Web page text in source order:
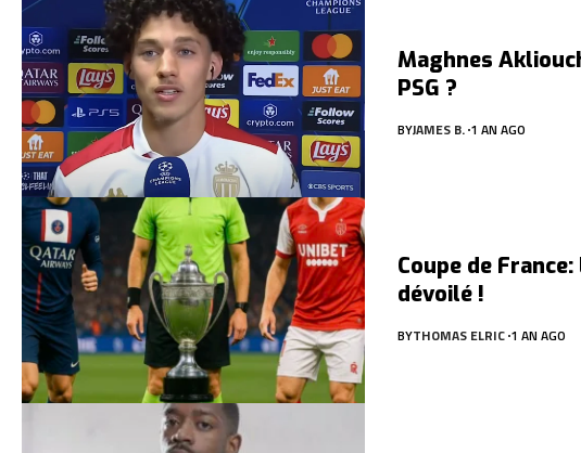
Maghnes
PSG ?
BYJAMES B. 1 AN AGO
Coupe de
dévoilé !
BYTHOMAS ELRIC 1 AN AGO